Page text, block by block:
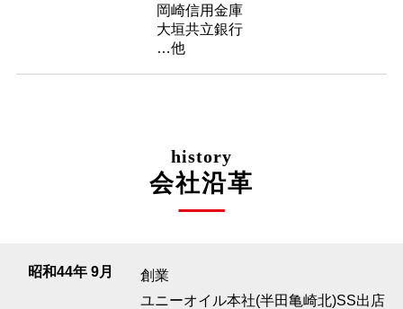
岡崎信用金庫
大垣共立銀行
…他
history
会社沿革
昭和44年 9月
創業
ユニーオイル本社(半田亀崎北)SS出店